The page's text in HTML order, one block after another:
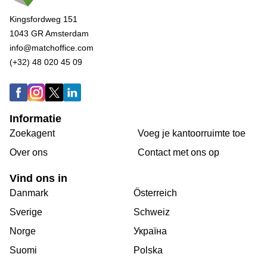
Kingsfordweg 151
1043 GR Amsterdam
info@matchoffice.com
(+32) 48 020 45 09
Informatie
Zoekagent
Over ons
Voeg je kantoorruimte toe
Сontact met ons op
Vind ons in
Danmark
Sverige
Norge
Suomi
Österreich
Schweiz
Україна
Polska